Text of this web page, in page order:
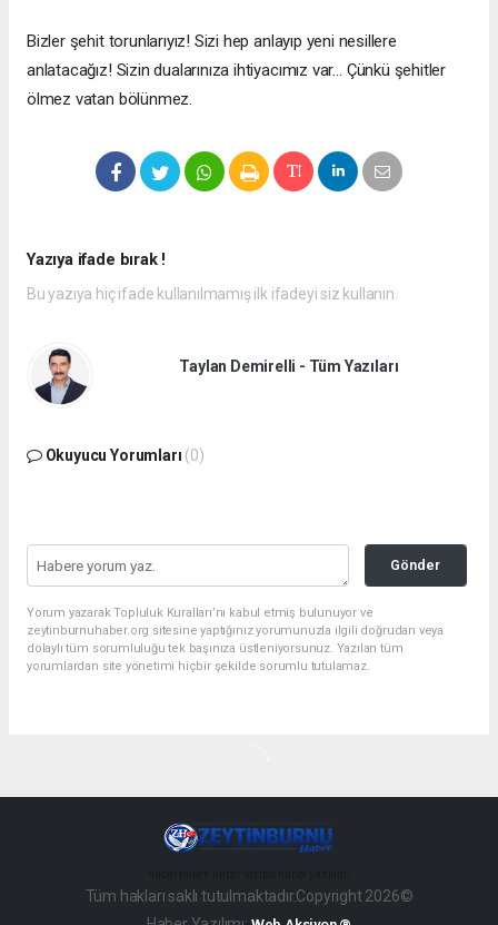
Bizler şehit torunlarıyız! Sizi hep anlayıp yeni nesillere
anlatacağız! Sizin dualarınıza ihtiyacımız var… Çünkü şehitler
ölmez vatan bölünmez.
Yazıya ifade bırak !
Bu yazıya hiç ifade kullanılmamış ilk ifadeyi siz kullanın.
Taylan Demirelli - Tüm Yazıları
Okuyucu Yorumları (0)
Gönder
Yorum yazarak Topluluk Kuralları’nı kabul etmiş bulunuyor ve
zeytinburnuhaber.org sitesine yaptığınız yorumunuzla ilgili doğrudan veya
dolaylı tüm sorumluluğu tek başınıza üstleniyorsunuz. Yazılan tüm
yorumlardan site yönetimi hiçbir şekilde sorumlu tutulamaz.
Tüm hakları saklı tutulmaktadır.Copyright 2026©